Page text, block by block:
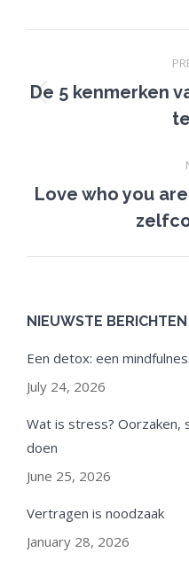
navigation
De 5 kenmerken
Love who you
NIEUWSTE BERICHTEN
Een detox: een
July 24, 2026
Wat is stress? Oorzaken,
doen
June 25, 2026
Vertragen is noodzaak
January 28, 2026